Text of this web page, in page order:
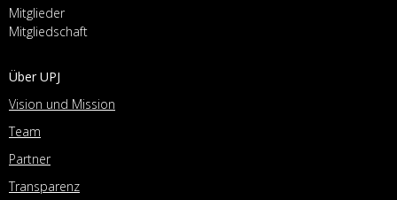
Mitglieder
Mitgliedschaft
Über UPJ
Vision und Mission
Team
Partner
Transparenz